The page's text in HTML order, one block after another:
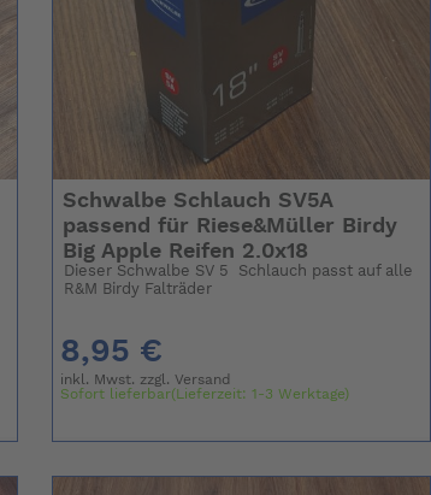
Schwalbe Schlauch SV5A
passend für Riese&Müller Birdy
Big Apple Reifen 2.0x18
Dieser Schwalbe SV 5 Schlauch passt auf alle
R&M Birdy Falträder
8,95 €
inkl. Mwst. zzgl.Versand
Sofort lieferbar(Lieferzeit: 1-3 Werktage)